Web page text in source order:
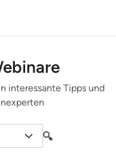
interessante Tipps und